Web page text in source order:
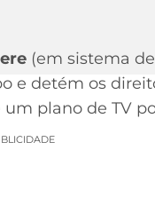
(em sistema
e detém os
plano de TV